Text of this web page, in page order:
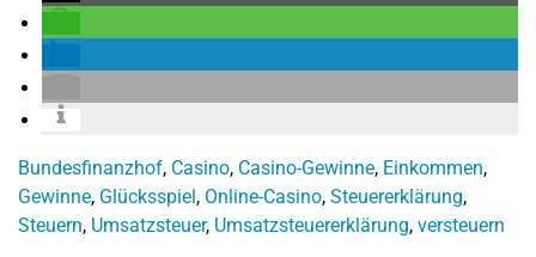
Bundesfinanzhof, Casino, Casino-Gewinne, Einkommen,
Gewinne, Glücksspiel, Online-Casino, Steuererklärung,
Steuern, Umsatzsteuer, Umsatzsteuererklärung, versteuern